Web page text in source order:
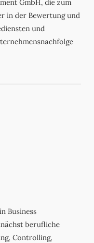
GmbH, die zum
in der Bewertung und
und
Business
berufliche
Controlling,